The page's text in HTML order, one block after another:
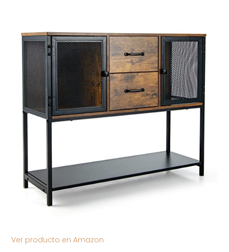
Ver producto en Amazon